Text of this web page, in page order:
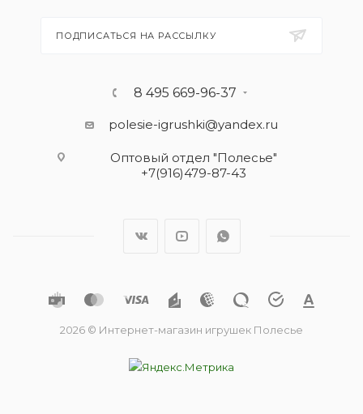
ПОДПИСАТЬСЯ НА РАССЫЛКУ
8 495 669-96-37
polesie-igrushki@yandex.ru
Оптовый отдел "Полесье"
+7(916)479-87-43
2026 © Интернет-магазин игрушек Полесье